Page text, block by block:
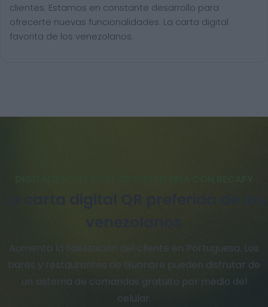
clientes. Estamos en constante desarrollo para
ofrecerte nuevas funcionalidades. La carta digital
favorita de los venezolanos.
Aumenta la fidelización del cliente en Portuguesa. Los
bares y restaurantes de Guanare pueden disfrutar de
un sistema de comandas gratuito por medio del
celular.